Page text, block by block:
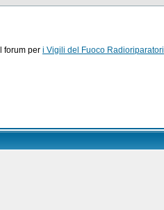
Il forum per i Vigili del Fuoco Radioriparatori